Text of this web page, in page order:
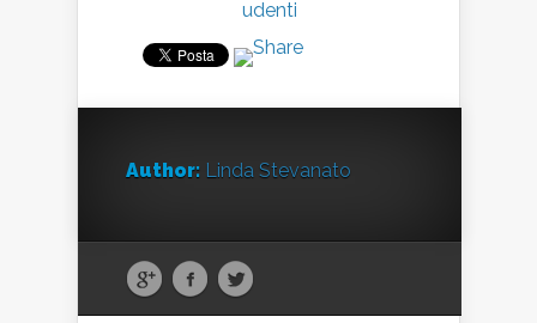
Author: Linda Stevanato